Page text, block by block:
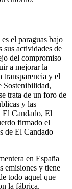
el paraguas bajo
actividades de
del compromiso
a mejorar la
transparencia y el
Sostenibilidad,
trata de un foro de
y las
El Candado, El
firmado el
de El Candado
en España
emisiones y tiene
todo aquel que
la fábrica.